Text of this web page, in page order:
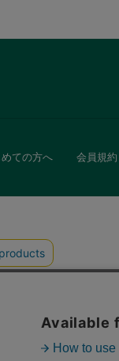
めての方へ 会員規約